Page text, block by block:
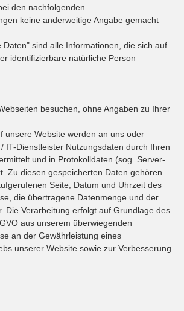
den nachfolgenden
keine anderweitige Angabe gemacht
Daten" sind alle Informationen, die sich auf
identifizierbare natürliche Person
besuchen, ohne Angaben zu Ihrer
unsere Website werden an uns oder
IT-Dienstleister Nutzungsdaten durch Ihren
und in Protokolldaten (sog. Server-
Zu diesen gespeicherten Daten gehören
Seite, Datum und Uhrzeit des
die übertragene Datenmenge und der
Die Verarbeitung erfolgt auf Grundlage des
aus unserem überwiegenden
an der Gewährleistung eines
unserer Website sowie zur Verbesserung